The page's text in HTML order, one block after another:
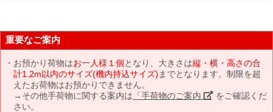
重要なご案内
お預かり荷物はお一人様１個となり、大きさは縦・横・高さの合
計1.2m以内のサイズ(機内持込サイズ) までとなります。制限を超
えたお荷物はお預かりできません。
→その他手荷物に関する案内は 「手荷物のご案内」 をご確認くだ
さい。